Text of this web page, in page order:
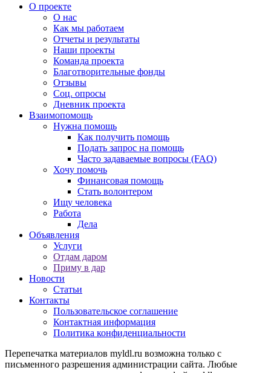
О проекте
О нас
Как мы работаем
Отчеты и результаты
Наши проекты
Команда проекта
Благотворительные фонды
Отзывы
Соц. опросы
Дневник проекта
Взаимопомощь
Нужна помощь
Как получить помощь
Подать запрос на помощь
Часто задаваемые вопросы (FAQ)
Хочу помочь
Финансовая помощь
Стать волонтером
Ищу человека
Работа
Дела
Объявления
Услуги
Отдам даром
Приму в дар
Новости
Статьи
Контакты
Пользовательское соглашение
Контактная информация
Политика конфиденциальности
Перепечатка материалов myldl.ru возможна только с
письменного разрешения администрации сайта. Любые